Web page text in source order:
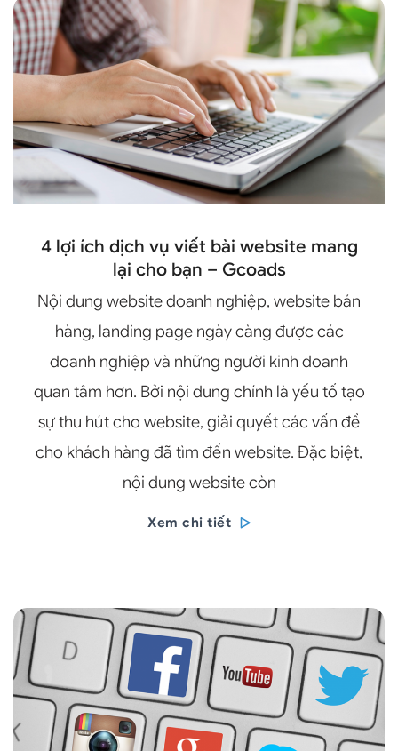
4 lợi ích dịch vụ viết bài website mang
lại cho bạn – Gcoads
Nội dung website doanh nghiệp, website bán
hàng, landing page ngày càng được các
doanh nghiệp và những người kinh doanh
quan tâm hơn. Bởi nội dung chính là yếu tố tạo
sự thu hút cho website, giải quyết các vấn đề
cho khách hàng đã tìm đến website. Đặc biệt,
nội dung website còn
Xem chi tiết